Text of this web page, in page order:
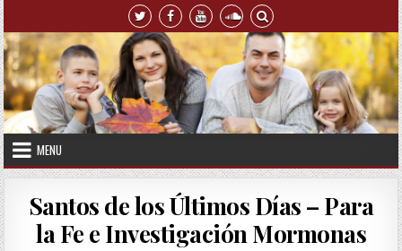
Skip to content
MENU
Santos de los Últimos Días – Para
la Fe e Investigación Mormonas